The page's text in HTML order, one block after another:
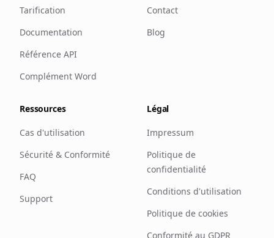
Tarification
Documentation
Référence API
Complément Word
Contact
Blog
Ressources
Cas d'utilisation
Sécurité & Conformité
FAQ
Support
Légal
Impressum
Politique de
confidentialité
Conditions d'utilisation
Politique de cookies
Conformité au GDPR